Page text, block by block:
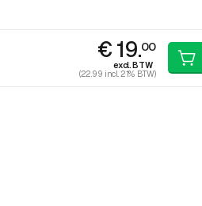
€ 19.00
excl. BTW
(22.99 incl. 21% BTW)